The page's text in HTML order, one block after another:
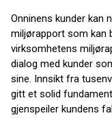
Onninens kunder kan
miljørapport som kan
virksomhetens
dialog med kunder
sine. Innsikt fra
gitt et solid
gjenspeiler kundens